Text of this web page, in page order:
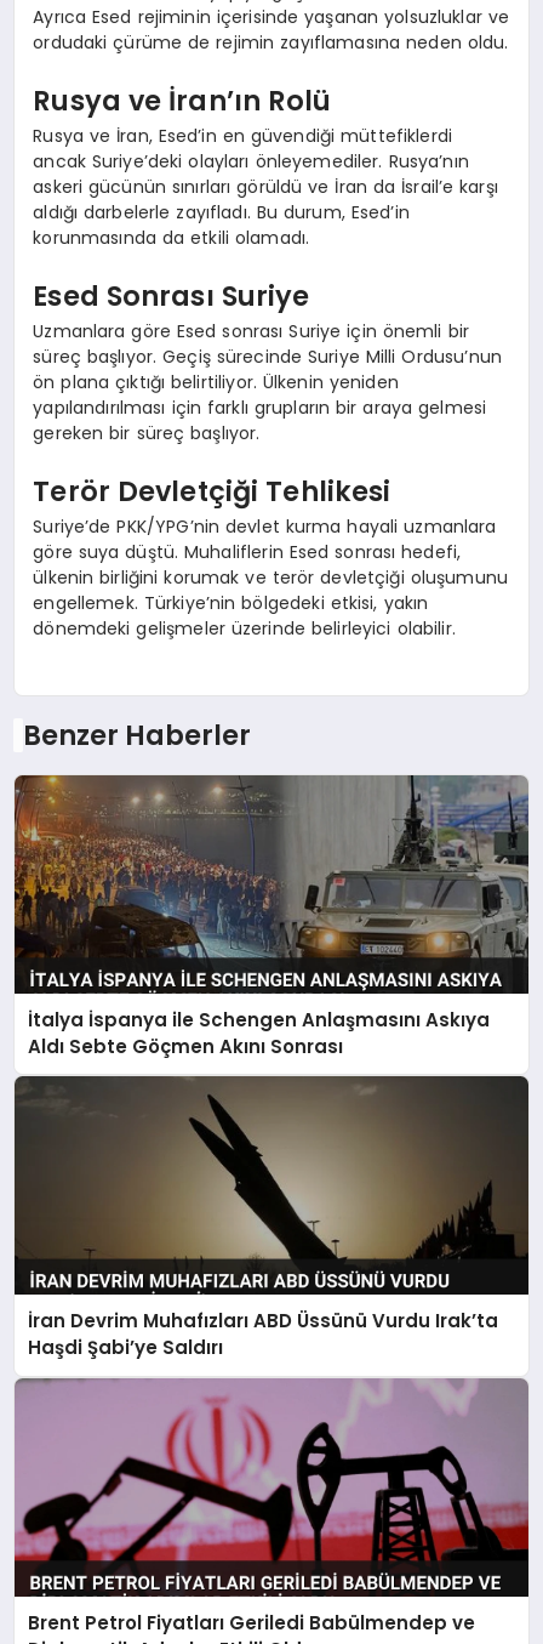
Ayrıca Esed rejiminin içerisinde yaşanan yolsuzluklar ve
ordudaki çürüme de rejimin zayıflamasına neden oldu.
Rusya ve İran’ın Rolü
Rusya ve İran, Esed’in en güvendiği müttefiklerdi
ancak Suriye’deki olayları önleyemediler. Rusya’nın
askeri gücünün sınırları görüldü ve İran da İsrail’e karşı
aldığı darbelerle zayıfladı. Bu durum, Esed’in
korunmasında da etkili olamadı.
Esed Sonrası Suriye
Uzmanlara göre Esed sonrası Suriye için önemli bir
süreç başlıyor. Geçiş sürecinde Suriye Milli Ordusu’nun
ön plana çıktığı belirtiliyor. Ülkenin yeniden
yapılandırılması için farklı grupların bir araya gelmesi
gereken bir süreç başlıyor.
Terör Devletçiği Tehlikesi
Suriye’de PKK/YPG’nin devlet kurma hayali uzmanlara
göre suya düştü. Muhaliflerin Esed sonrası hedefi,
ülkenin birliğini korumak ve terör devletçiği oluşumunu
engellemek. Türkiye’nin bölgedeki etkisi, yakın
dönemdeki gelişmeler üzerinde belirleyici olabilir.
Benzer Haberler
İtalya İspanya ile Schengen Anlaşmasını Askıya
Aldı Sebte Göçmen Akını Sonrası
İran Devrim Muhafızları ABD Üssünü Vurdu Irak’ta
Haşdi Şabi’ye Saldırı
Brent Petrol Fiyatları Geriledi Babülmendep ve